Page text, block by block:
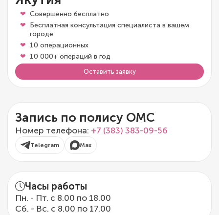
Совершенно бесплатно
Бесплатная консультация специалиста в вашем
городе
10 операционных
10 000+ операций в год
Оставить заявку
Запись по полису ОМС
Номер телефона: +7 (383) 383-09-56
Telegram Max
Часы работы
Пн. - Пт. с 8.00 по 18.00
Сб. - Вс. с 8.00 по 17.00